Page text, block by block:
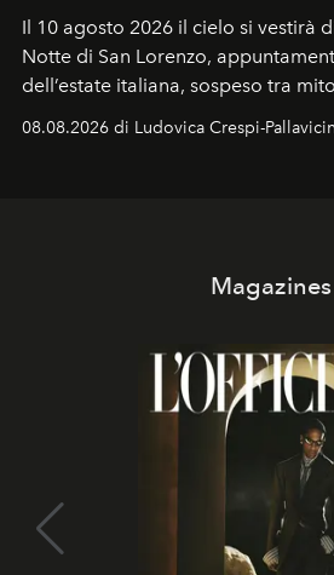
Il 10 agosto 2026 il cielo si vestirà
Notte di San Lorenzo,
dell’estate italiana, sospeso tra
celeste per seguire il passaggio
08.08.2026 di Ludovica Crespi-
Magazines